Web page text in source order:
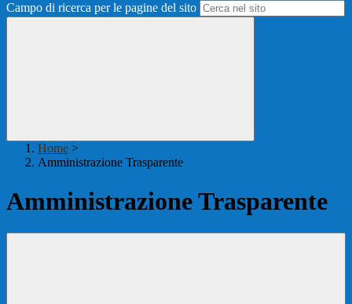
Campo di ricerca per le pagine del sito
Home >
Amministrazione Trasparente
Amministrazione Trasparente